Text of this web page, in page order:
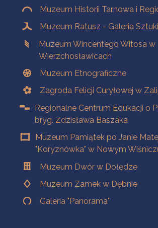
Muzeum Historii Tarnowa i
Muzeum Ratusz - Galeria
Muzeum Wincentego Witosa w
Wierzchosławicach
Muzeum Etnograficzne
Zagroda Felicji Curyłowej w
Regionalne Centrum Edukacji o
bryg. Zdzisława Baszaka
Muzeum Pamiątek po Janie
"Koryznówka" w Nowym
Muzeum Dwór w Dołędze
Muzeum Zamek w Dębnie
Galeria "Panorama"